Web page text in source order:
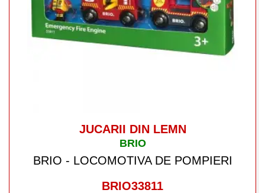
JUCARII DIN LEMN
BRIO
BRIO - LOCOMOTIVA DE POMPIERI
BRIO33811